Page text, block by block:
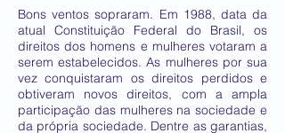
Bons ventos sopraram. Em 1988, data da
atual Constituição Federal do Brasil, os
direitos dos homens e mulheres votaram a
serem estabelecidos. As mulheres por sua
vez conquistaram os direitos perdidos e
obtiveram novos direitos, com a ampla
participação das mulheres na sociedade e
da própria sociedade. Dentre as garantias,